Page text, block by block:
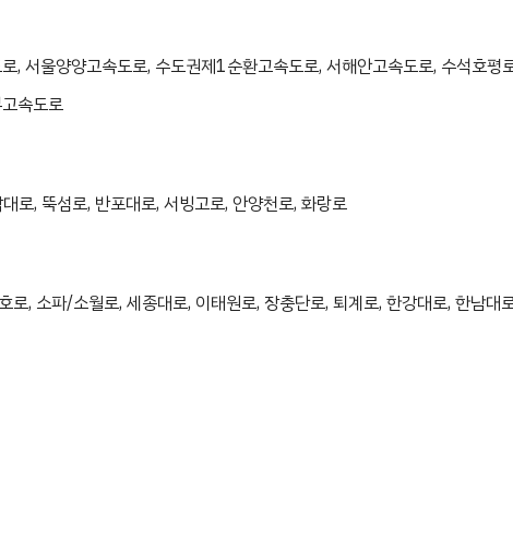
, 서울양양고속도로, 수도권제1순환고속도로, 서해안고속도로, 수석호평
속도로
로, 뚝섬로, 반포대로, 서빙고로, 안양천로, 화랑로
, 소파/소월로, 세종대로, 이태원로, 장충단로, 퇴계로, 한강대로, 한남대